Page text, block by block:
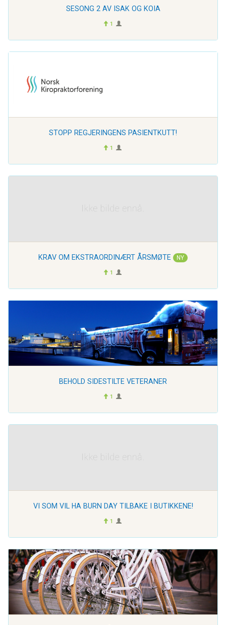
SESONG 2 AV ISAK OG KOIA
1
STOPP REGJERINGENS PASIENTKUTT!
1
KRAV OM EKSTRAORDINÆRT ÅRSMØTE NY
1
BEHOLD SIDESTILTE VETERANER
1
VI SOM VIL HA BURN DAY TILBAKE I BUTIKKENE!
1